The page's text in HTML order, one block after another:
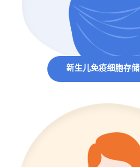
新生儿免疫细胞存储